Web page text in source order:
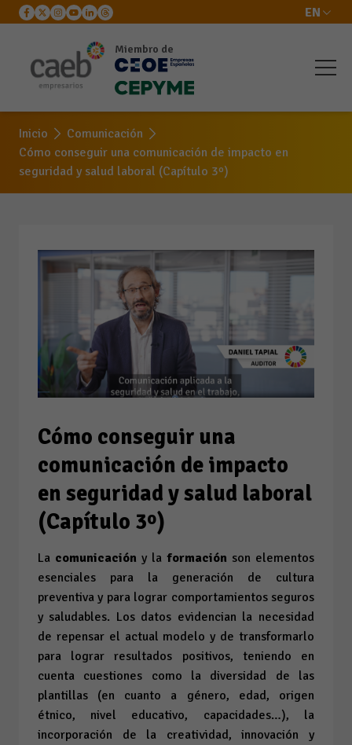
EN
Miembro de
Inicio
Comunicación
Cómo conseguir una comunicación de impacto en
seguridad y salud laboral (Capítulo 3º)
Cómo conseguir una
comunicación de impacto
en seguridad y salud laboral
(Capítulo 3º)
La comunicación y laformación son elementos
esenciales para la generación de cultura
preventiva y para lograr comportamientos seguros
y saludables. Los datos evidencian la necesidad
de repensar el actual modelo y de transformarlo
para lograr resultados positivos, teniendo en
cuenta cuestiones como la diversidad de las
plantillas (en cuanto a género, edad, origen
étnico, nivel educativo, capacidades…), la
incorporación de la creatividad, innovación y